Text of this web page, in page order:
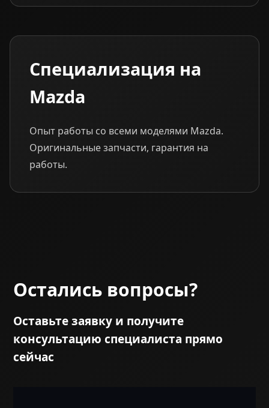
Специализация на
Mazda
Опыт работы со всеми моделями Mazda.
Оригинальные запчасти, гарантия на
работы.
Остались вопросы?
Оставьте заявку и получите
консультацию специалиста прямо
сейчас